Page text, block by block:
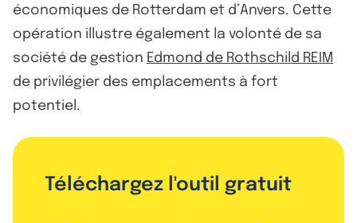
économiques de Rotterdam et d’Anvers. Cette
opération illustre également la volonté de sa
société de gestion Edmond de Rothschild REIM
de privilégier des emplacements à fort
potentiel.
Téléchargez l'outil gratuit